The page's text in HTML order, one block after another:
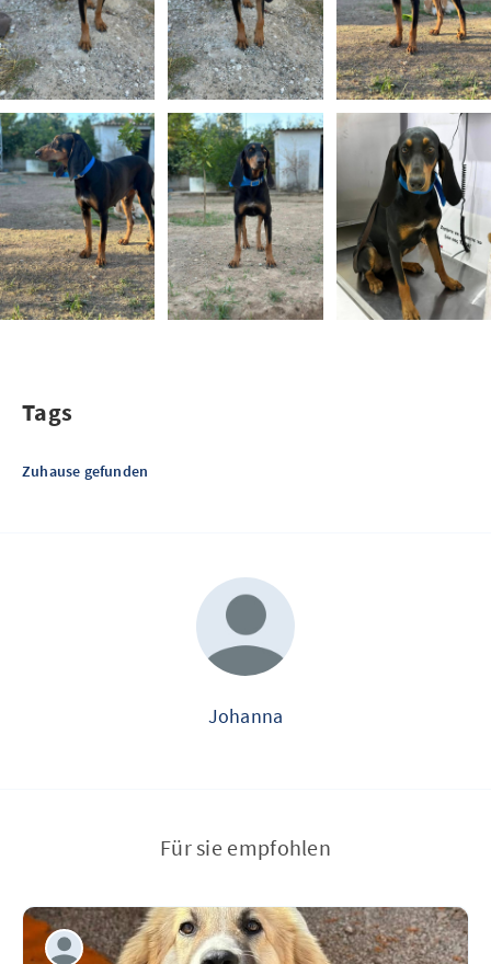
Tags
Zuhause gefunden
Johanna
Für sie empfohlen